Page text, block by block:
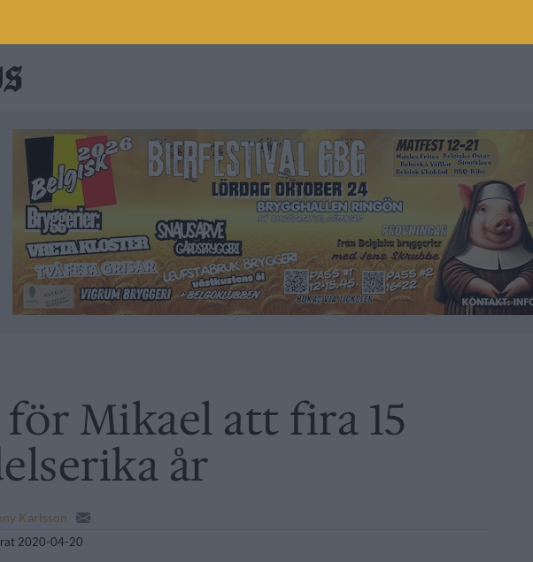
för Mikael att fira 15
år
Karlsson
2020-04-20